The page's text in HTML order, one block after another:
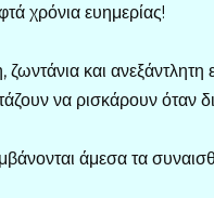
χρόνια ευημερίας!
και ανεξάντλητη
να ρισκάρουν όταν
άμεσα τα